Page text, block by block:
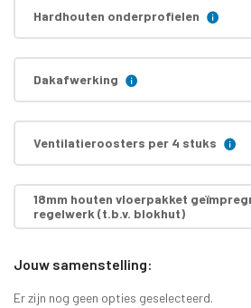
Hardhouten onderprofielen
Dakafwerking
Ventilatieroosters per 4 stuks
18mm houten vloerpakket
regelwerk (t.b.v. blokhut)
Jouw samenstelling:
Er zijn nog geen opties geselecteerd.